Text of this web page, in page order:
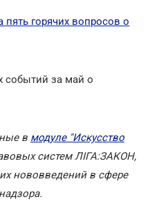
пять горячих вопросов о
событий за май о
в модуле "Искусство
систем ЛІГА:ЗАКОН,
нововведений в сфере